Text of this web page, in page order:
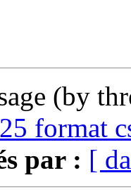
(by
format
par : [